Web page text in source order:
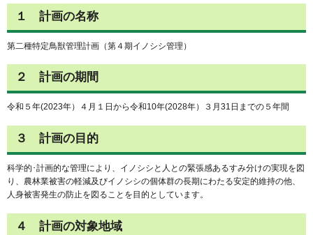
１ 計画の名称
第二種特定鳥獣管理計画（第４期イノシシ管理）
２ 計画の期間
令和５年(2023年）４月１日から令和10年(2028年）３月31日までの５年間
３ 計画の目的
科学的･計画的な管理により、イノシシと人との緊張感あるすみ分けの実現を図
り、農林業被害の軽減及びイノシシの個体群の長期にわたる安定的維持の他、
人身被害発生の防止を図ることを目的としています。
４ 計画の対象地域